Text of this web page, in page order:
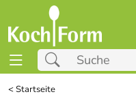
<Startseite